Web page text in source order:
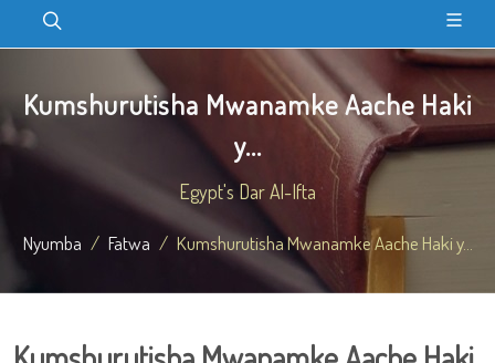
Kumshurutisha Mwanamke Aache Haki
y...
Egypt's Dar Al-Ifta
Nyumba Fatwa Kumshurutisha Mwanamke Aache Haki y...